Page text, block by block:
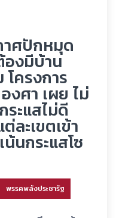
าศปักหมุด
องมีบ้าน
ครงการ
งศา เผย ไม่
ะแสไม่ดี
ละเขตเข้า
นกระแสโซ
พรรคพลังประชารัฐ